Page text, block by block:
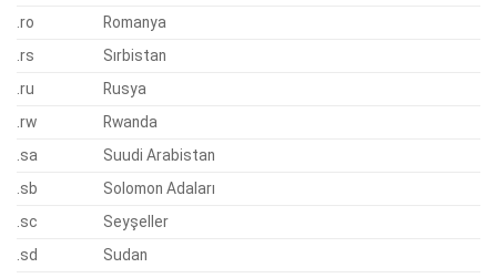
.ro
Romanya
.rs
Sırbistan
.ru
Rusya
.rw
Rwanda
.sa
Suudi Arabistan
.sb
Solomon Adaları
.sc
Seyşeller
.sd
Sudan